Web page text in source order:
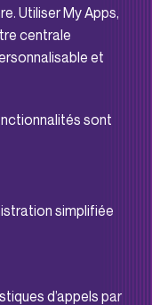
Utiliser My Apps,
centrale
et
sont
simplifiée
d’appels par